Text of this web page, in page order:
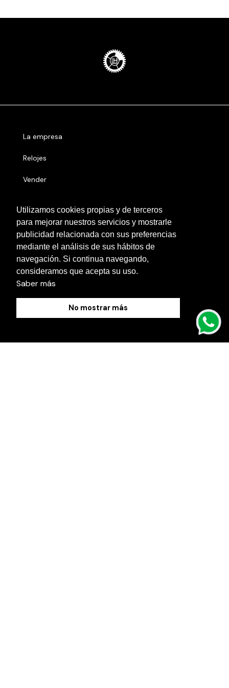
Utilizamos cookies propias y de terceros
para mejorar nuestros servicios y mostrarle
publicidad relacionada con sus preferencias
mediante el análisis de sus hábitos de
navegación. Si continua navegando,
consideramos que acepta su uso.
Saber más
No mostrar más
La empresa
Relojes
Vender
Otras localidades
Contacto
Blog